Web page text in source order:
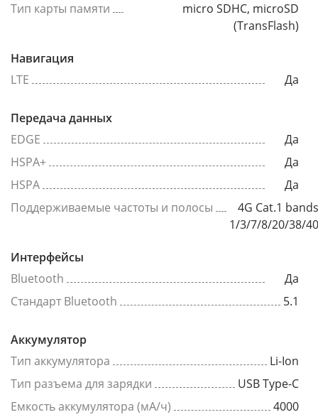
Тип карты памяти
micro SDHC, microSD
(TransFlash)
Навигация
LTE
Да
Передача данных
EDGE
Да
HSPA+
Да
HSPA
Да
Поддерживаемые частоты и полосы
4G Cat.1 bands
1/3/7/8/20/38/40
Интерфейсы
Bluetooth
Да
Стандарт Bluetooth
5.1
Аккумулятор
Тип аккумулятора
Li-Ion
Тип разъема для зарядки
USB Type-C
Емкость аккумулятора (мА/ч)
4000